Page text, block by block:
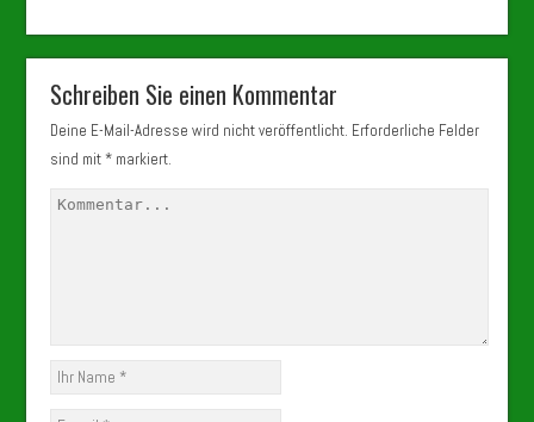
Schreiben Sie einen Kommentar
Deine E-Mail-Adresse wird nicht veröffentlicht. Erforderliche Felder
sind mit * markiert.